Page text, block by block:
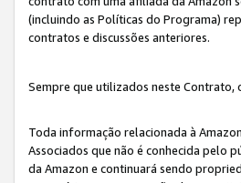
(incluindo as Políticas do Programa)
contratos e discussões anteriores.
Sempre que utilizados neste Contrato,
Toda informação relacionada à
Associados que não é conhecida pelo
da Amazon e continuará sendo